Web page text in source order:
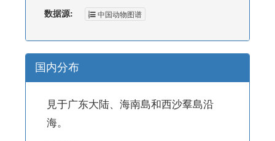
数据源: 中国动物图谱
国内分布
見于广东大陆、海南島和西沙羣島沿
海。